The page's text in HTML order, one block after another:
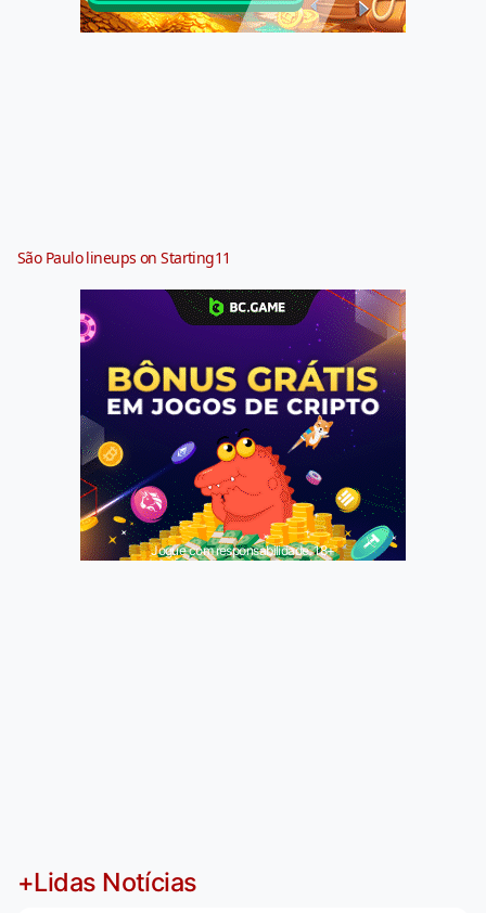
São Paulo lineups on Starting11
Jogue com responsabilidade. 18+
+Lidas Notícias